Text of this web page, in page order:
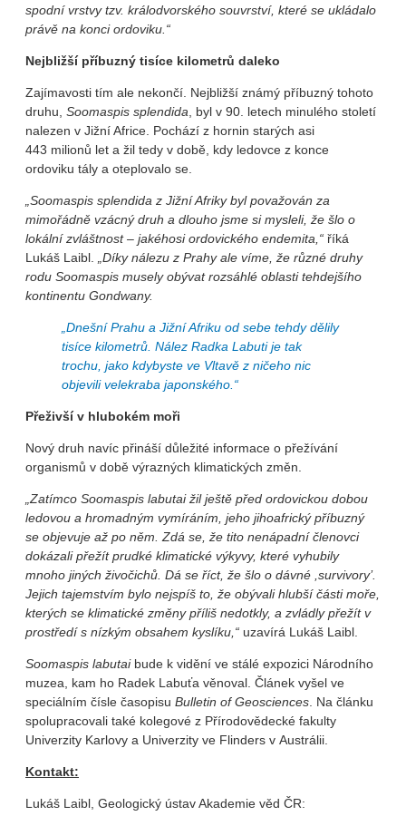
spodní vrstvy tzv. králodvorského souvrství, které se ukládalo
právě na konci ordoviku.“
Nejbližší příbuzný tisíce kilometrů daleko
Zajímavosti tím ale nekončí. Nejbližší známý příbuzný tohoto
druhu, Soomaspis splendida, byl v 90. letech minulého století
nalezen v Jižní Africe. Pochází z hornin starých asi
443 milionů let a žil tedy v době, kdy ledovce z konce
ordoviku tály a oteplovalo se.
„Soomaspis splendida z Jižní Afriky byl považován za
mimořádně vzácný druh a dlouho jsme si mysleli, že šlo o
lokální zvláštnost – jakéhosi ordovického endemita,“ říká
Lukáš Laibl. „Díky nálezu z Prahy ale víme, že různé druhy
rodu Soomaspis musely obývat rozsáhlé oblasti tehdejšího
kontinentu Gondwany.
„Dnešní Prahu a Jižní Afriku od sebe tehdy dělily
tisíce kilometrů. Nález Radka Labuti je tak
trochu, jako kdybyste ve Vltavě z ničeho nic
objevili velekraba japonského.“
Přeživší v hlubokém moři
Nový druh navíc přináší důležité informace o přežívání
organismů v době výrazných klimatických změn.
„Zatímco Soomaspis labutaižil ještě před ordovickou dobou
ledovou a hromadným vymíráním, jeho jihoafrický příbuzný
se objevuje až po něm. Zdá se, že tito nenápadní členovci
dokázali přežít prudké klimatické výkyvy, které vyhubily
mnoho jiných živočichů. Dá se říct, že šlo o dávné ,survivory’.
Jejich tajemstvím bylo nejspíš to, že obývali hlubší části moře,
kterých se klimatické změny příliš nedotkly, a zvládly přežít v
prostředí s nízkým obsahem kyslíku,“ uzavírá Lukáš Laibl.
Soomaspis labutaibude k vidění ve stálé expozici Národního
muzea, kam ho Radek Labuťa věnoval. Článek vyšel ve
speciálním čísle časopisu Bulletin of Geosciences. Na článku
spolupracovali také kolegové z Přírodovědecké fakulty
Univerzity Karlovy a Univerzity ve Flinders v Austrálii.
Kontakt:
Lukáš Laibl, Geologický ústav Akademie věd ČR: